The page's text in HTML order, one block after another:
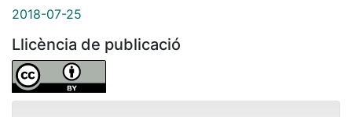
2018-07-25
Llicència de publicació